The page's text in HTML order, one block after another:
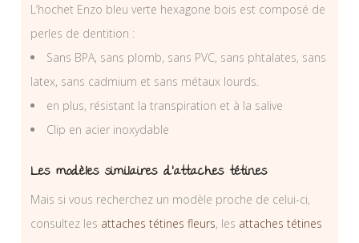
L’hochet Enzo bleu verte hexagone bois est composé de
perles de dentition :
Sans BPA, sans plomb, sans PVC, sans phtalates, sans
latex, sans cadmium et sans métaux lourds.
en plus, résistant la transpiration et à la salive
Clip en acier inoxydable
Les modèles similaires d’attaches tétines
Mais si vous recherchez un modèle proche de celui-ci,
consultez les attaches tétines fleurs, les attaches tétines